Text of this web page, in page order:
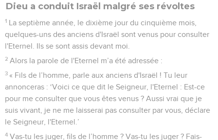
Dieu a conduit Israël malgré ses révoltes
1 La septième année, le dixième jour du cinquième mois,
quelques-uns des anciens d'Israël sont venus pour consulter
l'Eternel. Ils se sont assis devant moi.
2 Alors la parole de l'Eternel m’a été adressée :
3 « Fils de l’homme, parle aux anciens d'Israël ! Tu leur
annonceras : ‘Voici ce que dit le Seigneur, l'Eternel : Est-ce
pour me consulter que vous êtes venus ? Aussi vrai que je
suis vivant, je ne me laisserai pas consulter par vous, déclare
le Seigneur, l'Eternel.’
4 Vas-tu les juger, fils de l’homme ? Vas-tu les juger ? Fais-